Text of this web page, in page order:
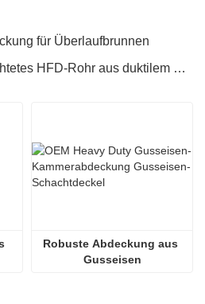
für Überlaufbrunnen
nächste : Epoxidbeschichtetes HFD-Rohr aus duktilem Eisen mit Zementauskleidung
Robuste Abdeckung aus
Gusseisen